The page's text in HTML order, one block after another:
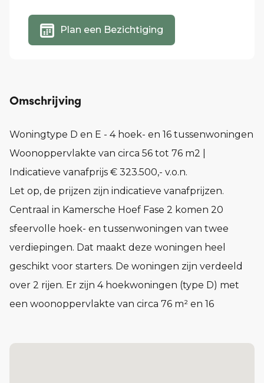
Plan een Bezichtiging
Omschrijving
Woningtype D en E - 4 hoek- en 16 tussenwoningen
Woonoppervlakte van circa 56 tot 76 m2 |
Indicatieve vanafprijs € 323.500,- v.o.n.
Let op, de prijzen zijn indicatieve vanafprijzen.
Centraal in Kamersche Hoef Fase 2 komen 20
sfeervolle hoek- en tussenwoningen van twee
verdiepingen. Dat maakt deze woningen heel
geschikt voor starters. De woningen zijn verdeeld
over 2 rijen. Er zijn 4 hoekwoningen (type D) met
een woonoppervlakte van circa 76 m² en 16
woonoppervlakte van circa 56 m². De woningen aan